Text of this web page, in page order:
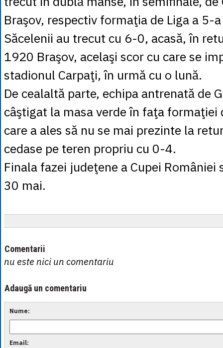
1 UAH= 0.1048
1 XDR= 5.9383
1 ZAR= 0.2318
Braşov, respectiv formaţia de Liga a 5-
Săcelenii au trecut cu 6-0, acasă, în
1920 Braşov, acelaşi scor cu care se
stadionul Carpaţi, în urmă cu o lună.
De cealaltă parte, echipa antrenată de
câştigat la masa verde în faţa formaţiei
care a ales să nu se mai prezinte la
cedase pe teren propriu cu 0-4.
Finala fazei judeţene a Cupei României
30 mai.
Comentarii
nu este nici un comentariu
Adaugă un comentariu
Nume:
Email: